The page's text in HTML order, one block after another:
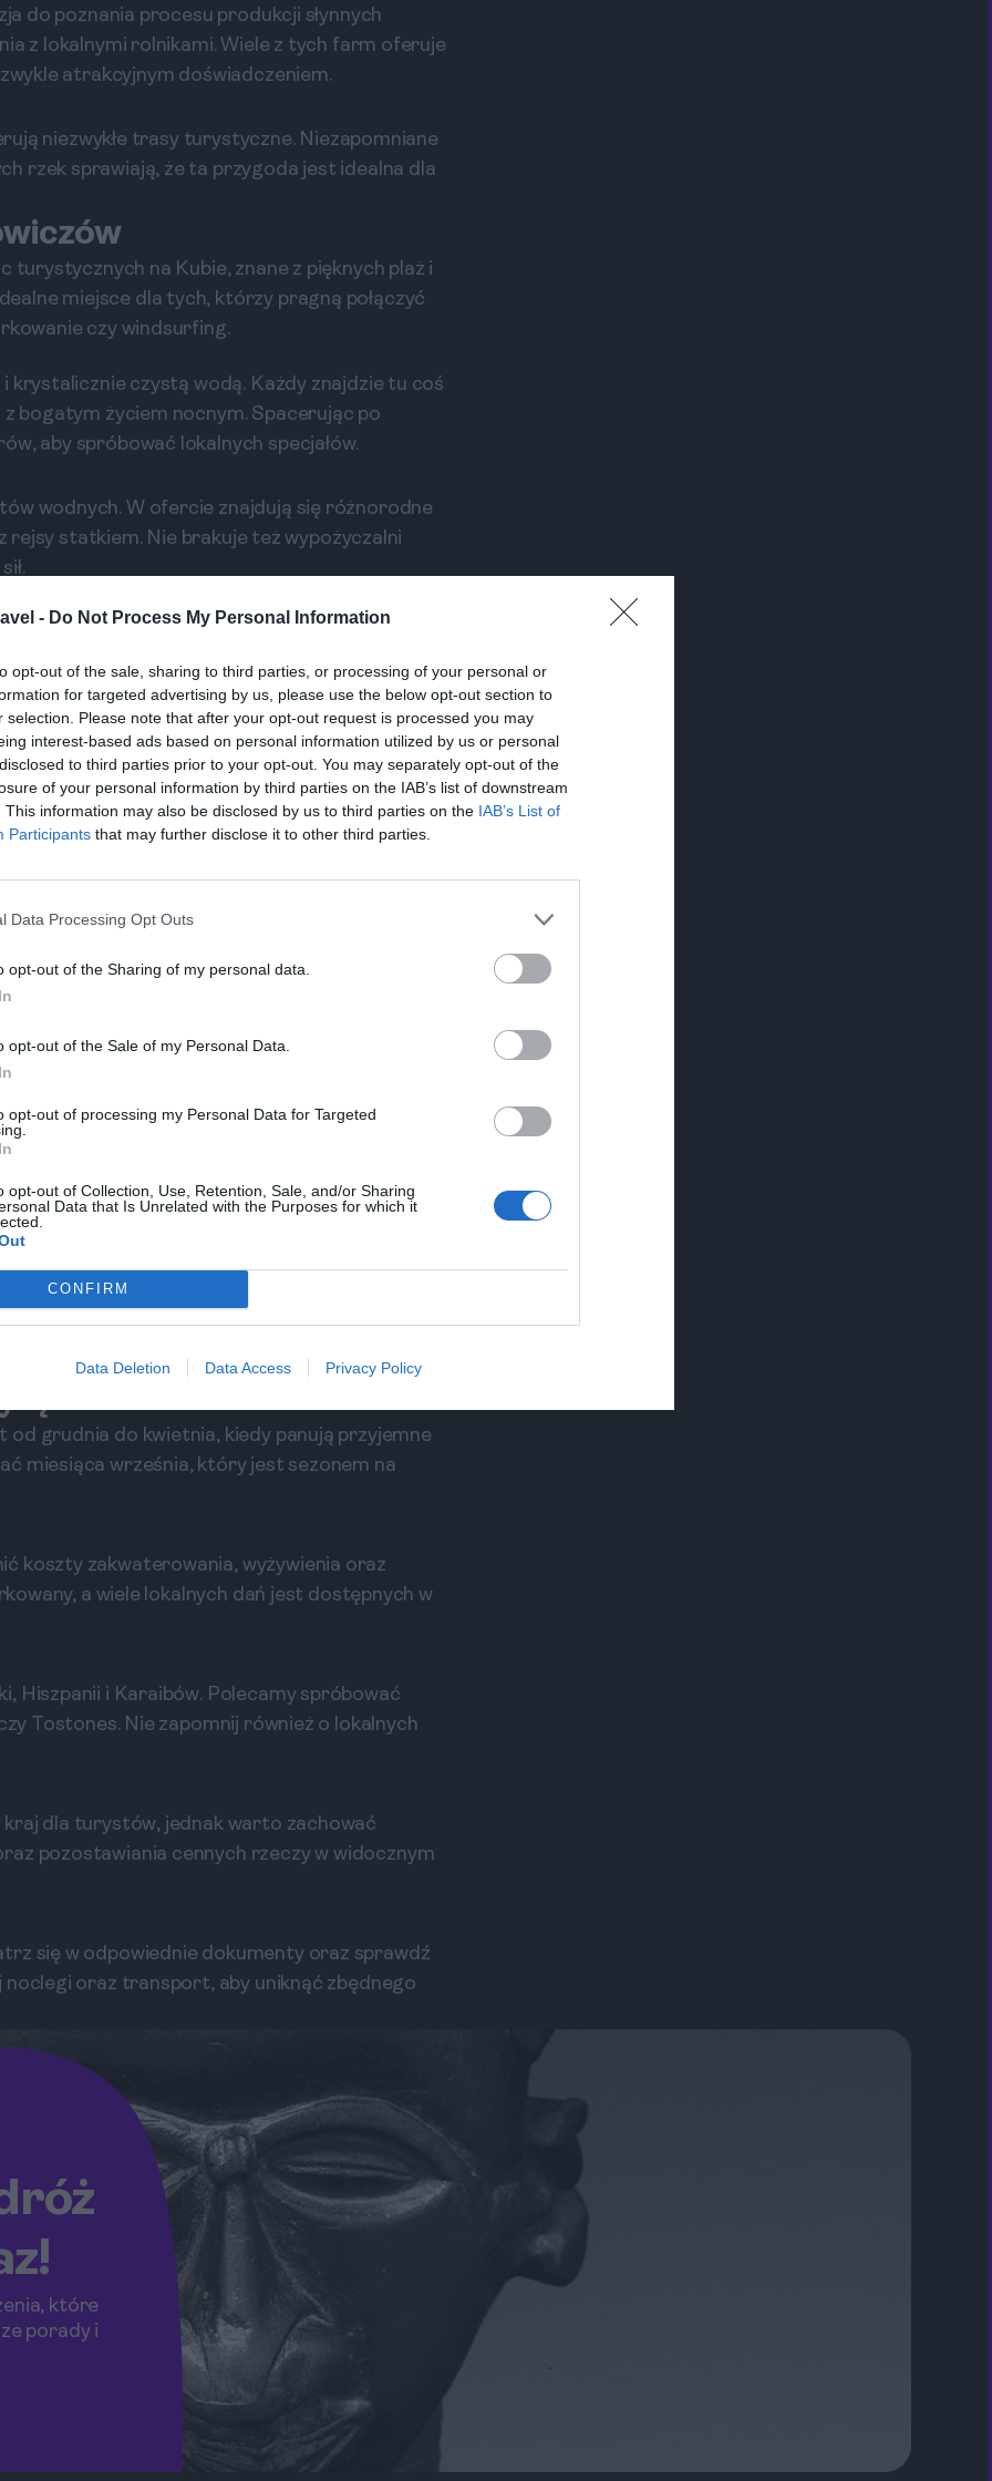
- Do Not Process My Personal Information
opt-out of the sale, sharing to third parties, or processing of your personal or
for targeted advertising by us, please use the below opt-out section to
selection. Please note that after your opt-out request is processed you may
interest-based ads based on personal information utilized by us or personal
to third parties prior to your opt-out. You may separately opt-out of the
of your personal information by third parties on the IAB’s list of downstream
This information may also be disclosed by us to third parties on the IAB’s List of
Participants that may further disclose it to other third parties.
Data Processing Opt Outs
opt-out of the Sharing of my personal data.
opt-out of the Sale of my Personal Data.
opt-out of processing my Personal Data for Targeted
opt-out of Collection, Use, Retention, Sale, and/or Sharing
Data that Is Unrelated with the Purposes for which it
CONFIRM
Data Deletion Data Access Privacy Policy
do poznania procesu produkcji słynnych
z lokalnymi rolnikami. Wiele z tych farm oferuje
atrakcyjnym doświadczeniem.
niezwykłe trasy turystyczne. Niezapomniane
rzek sprawiają, że ta przygoda jest idealna dla
na Kubie, znane z pięknych plaż i
miejsce dla tych, którzy pragną połączyć
czy windsurfing.
krystalicznie czystą wodą. Każdy znajdzie tu coś
bogatym życiem nocnym. Spacerując po
aby spróbować lokalnych specjałów.
wodnych. W ofercie znajdują się różnorodne
statkiem. Nie brakuje też wypożyczalni
miast na Kubie, wpisane na listę
brukowanymi uliczkami i atmosferą sprzed
epoki kolonialnej. Wizyta w Plaza Mayor, w sercu
oraz pałace, które przenoszą w inną erę.
także liczne muzea.
Zespół lokalnych artystów regularnie
którzy chcą poczuć kubańską atmosferę.
z kubańską kuchnią w malowniczych
architektury
które łączy w sobie wpływy francuskie i
architekturę oraz piękne widoki na morze.
Europie.
tym Palacio de Valle, który przypomina zamki z
Martí są idealne na relaks z widokiem na
oraz restauracje serwujące lokalne
gdzie można spędzić czas na relaksie lub
okoliczne wysepki. Miejsca te idealnie
wodnych.
grudnia do kwietnia, kiedy panują przyjemne
miesiąca września, który jest sezonem na
koszty zakwaterowania, wyżywienia oraz
a wiele lokalnych dań jest dostępnych w
Hiszpanii i Karaibów. Polecamy spróbować
Tostones. Nie zapomnij również o lokalnych
dla turystów, jednak warto zachować
pozostawiania cennych rzeczy w widocznym
się w odpowiednie dokumenty oraz sprawdź
noclegi oraz transport, aby uniknąć zbędnego
które
porady i